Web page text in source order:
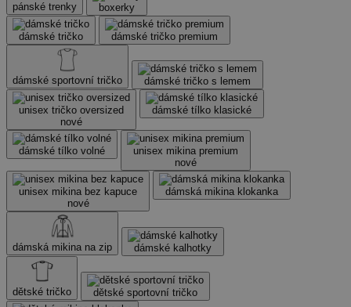
pánské trenky boxerky
dámské tričko dámské tričko premium
dámské sportovní tričko dámské tričko s lemem
unisex tričko oversized
nové
dámské tílko klasické
dámské tílko volné
unisex mikina premium
nové
unisex mikina bez kapuce
nové
dámská mikina klokanka
dámská mikina na zip dámské kalhotky
dětské tričko dětské sportovní tričko